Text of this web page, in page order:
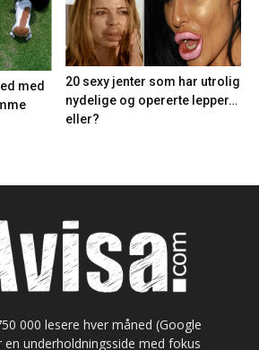
med
20 sexy jenter som har utrolig
nydelige og opererte lepper…
eller?
000 lesere hver måned (Google
en underholdningsside med fokus